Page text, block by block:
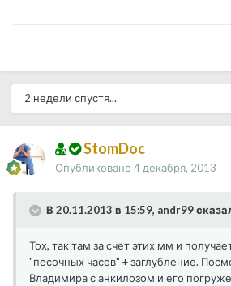
2 недели спустя...
StomDoc
Опубликовано 4 декабря, 2013
В 20.11.2013 в 15:59, andr99
Тох, так там за счет этих мм и
"песочных часов" + заглубление.
Владимира с анкилозом и его